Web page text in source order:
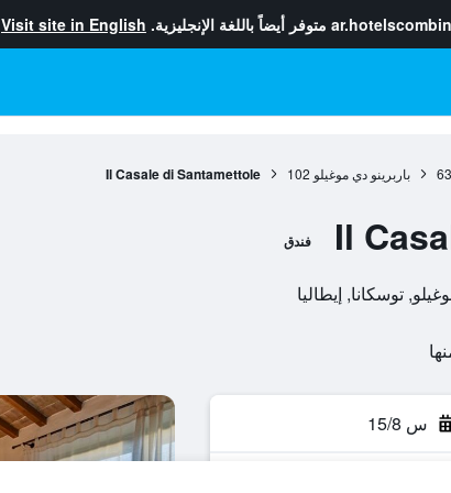
متوفر أيضاً باللغة الإنجليزية. Visit site in English
باربرينو دي موغيلو 102
Il Casale di Santamettole
Il فندق
س 15/8